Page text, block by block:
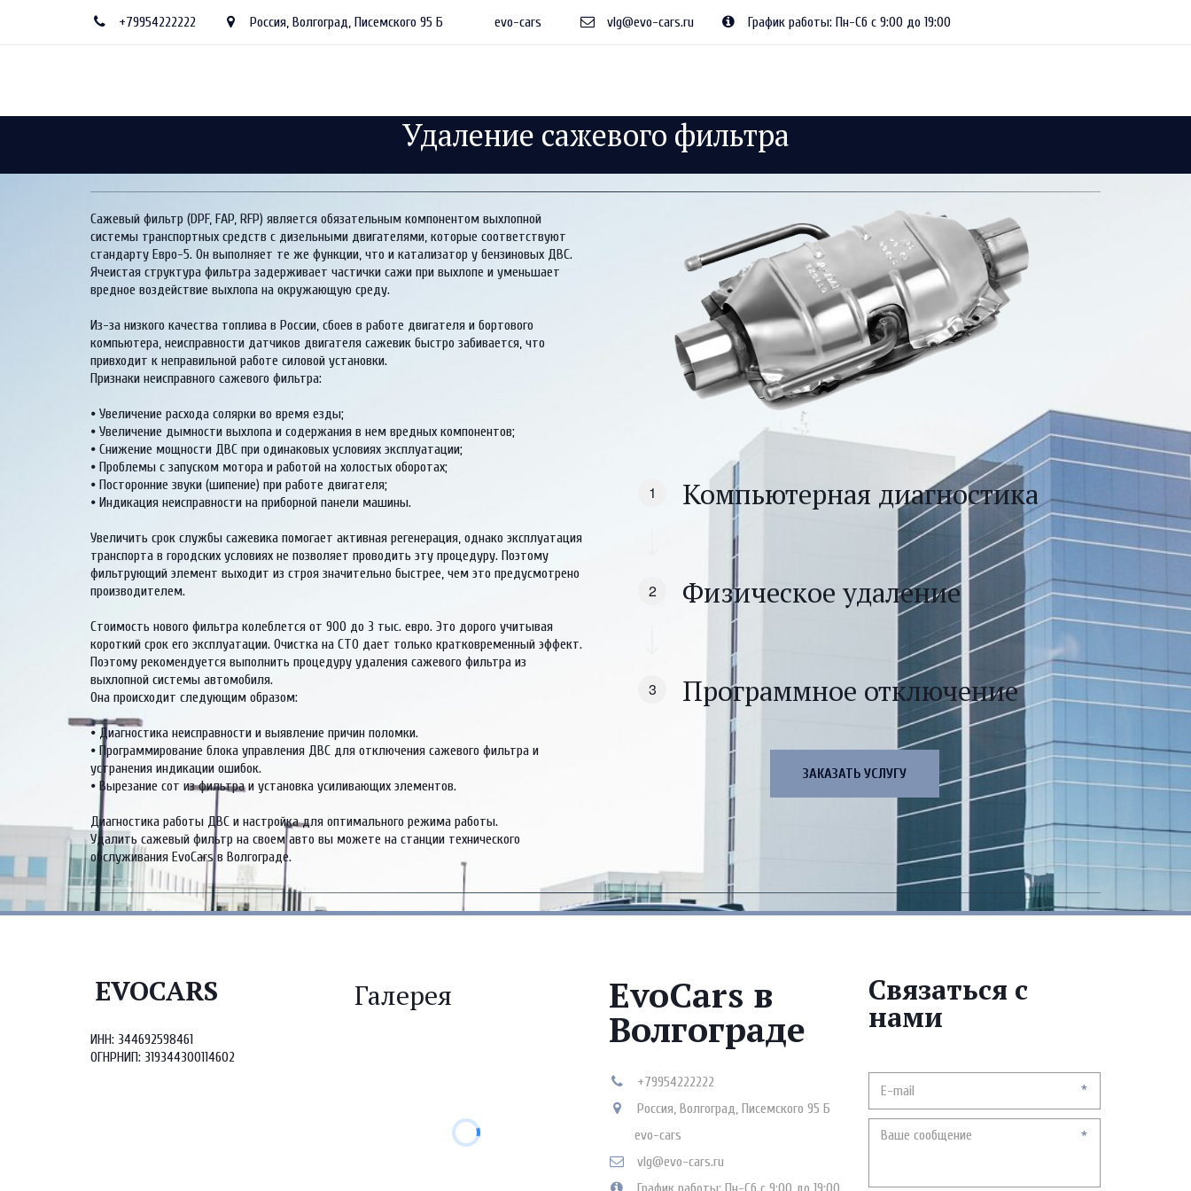
+79954222222 Россия, Волгоград, Писемского 95 Б evo-cars vlg@evo-cars.ru График работы: Пн-Сб с 9:00 до 19:00
Удаление сажевого фильтра
Сажевый фильтр (DPF, FAP, RFP) является обязательным компонентом выхлопной
системы транспортных средств с дизельными двигателями, которые соответствуют
стандарту Евро-5. Он выполняет те же функции, что и катализатор у бензиновых ДВС.
Ячеистая структура фильтра задерживает частички сажи при выхлопе и уменьшает
вредное воздействие выхлопа на окружающую среду.
Из-за низкого качества топлива в России, сбоев в работе двигателя и бортового
компьютера, неисправности датчиков двигателя сажевик быстро забивается, что
привходит к неправильной работе силовой установки.
⦁ Увеличение расхода солярки во время езды;
⦁ Увеличение дымности выхлопа и содержания в нем вредных компонентов;
⦁ Снижение мощности ДВС при одинаковых условиях эксплуатации;
⦁ Проблемы с запуском мотора и работой на холостых оборотах;
⦁ Посторонние звуки (шипение) при работе двигателя;
⦁ Индикация неисправности на приборной панели машины.
Увеличить срок службы сажевика помогает активная регенерация, однако эксплуатация
транспорта в городских условиях не позволяет проводить эту процедуру. Поэтому
фильтрующий элемент выходит из строя значительно быстрее, чем это предусмотрено
производителем.
Стоимость нового фильтра колеблется от 900 до 3 тыс. евро. Это дорого учитывая
короткий срок его эксплуатации. Очистка на СТО дает только кратковременный эффект.
Поэтому рекомендуется выполнить процедуру удаления сажевого фильтра из
выхлопной системы автомобиля.
Она происходит следующим образом:
⦁ Диагностика неисправности и выявление причин поломки.
⦁ Программирование блока управления ДВС для отключения сажевого фильтра и
устранения индикации ошибок.
⦁ Вырезание сот из фильтра и установка усиливающих элементов.
Диагностика работы ДВС и настройка для оптимального режима работы.
Удалить сажевый фильтр на своем авто вы можете на станции технического
обслуживания EvoCars в Волгограде.
Компьютерная диагностика
Физическое удаление
Программное отключение
ЗАКАЗАТЬ УСЛУГУ
EVOCARS
ИНН: 344692598461
ОГНРНИП: 319344300114602
Галерея EvoCars в
Волгограде
+79954222222
Россия, Волгоград, Писемского 95 Б
evo-cars
vlg@evo-cars.ru
Связаться с
нами
*
*